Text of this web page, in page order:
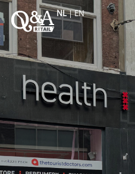
NL|EN